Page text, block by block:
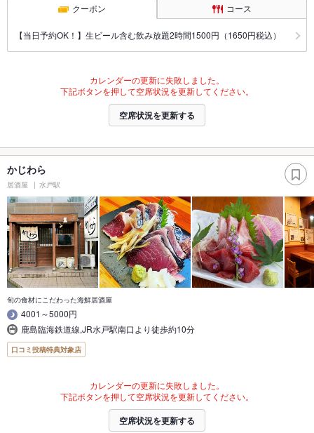
クーポン コース
【当日予約OK！】生ビール含む飲み放題2時間1500円（1650円税込）
カレンダーの更新に失敗しました。
下記ボタンを押して空席状況を更新してください。
空席状況を更新する
かじわら
居酒屋 水戸駅
旬の食材にこだわった海鮮居酒屋
4001～5000円
鹿島臨海鉄道線,JR水戸駅南口より徒歩約10分
口コミ投稿特典対象店
カレンダーの更新に失敗しました。
下記ボタンを押して空席状況を更新してください。
空席状況を更新する